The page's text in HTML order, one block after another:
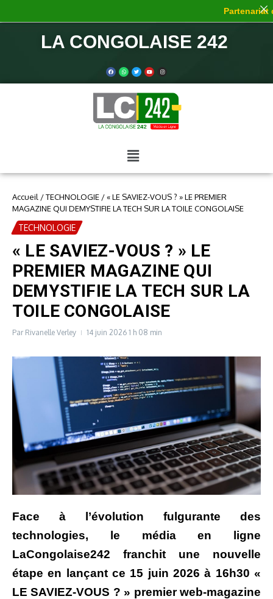
LA CONGOLAISE 242
Accueil /TECHNOLOGIE /« LE SAVIEZ-VOUS ? » LE PREMIER
MAGAZINE QUI DEMYSTIFIE LA TECH SUR LA TOILE CONGOLAISE
TECHNOLOGIE
« LE SAVIEZ-VOUS ? » LE
PREMIER MAGAZINE QUI
DEMYSTIFIE LA TECH SUR LA
TOILE CONGOLAISE
Par Rivanelle Verley 14 juin 2026 1 h 08 min
Face à l’évolution fulgurante des
technologies, le média en ligne
LaCongolaise242 franchit une nouvelle
étape en lançant ce 15 juin 2026 à 16h30 «
LE SAVIEZ-VOUS ? » premier web-magazine
Partenariat